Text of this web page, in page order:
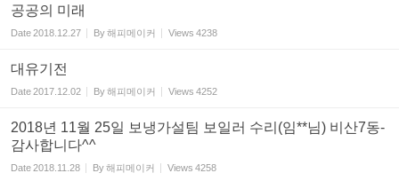
공공의 미래
Date2018.12.27 By해피메이커 Views 4238
대유기전
Date2017.12.02 By해피메이커 Views 4252
2018년 11월 25일 보냉가설팀 보일러 수리(임**님) 비산7동-
감사합니다^^
Date2018.11.28 By해피메이커 Views 4258